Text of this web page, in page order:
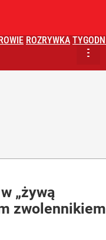
ROZRYWKA
„żywą
zwolennikiem